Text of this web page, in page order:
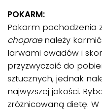
POKARM:
Pokarm pochodzenia
chopraenależy
larwami owadów i
przyzwyczaić do
sztucznych, jednak
najwyższej jakości.
zróżnicowaną dietę.